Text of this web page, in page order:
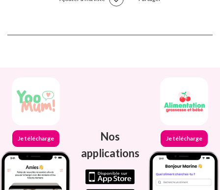
Je télécharge
Nos
applications
Je télécharge